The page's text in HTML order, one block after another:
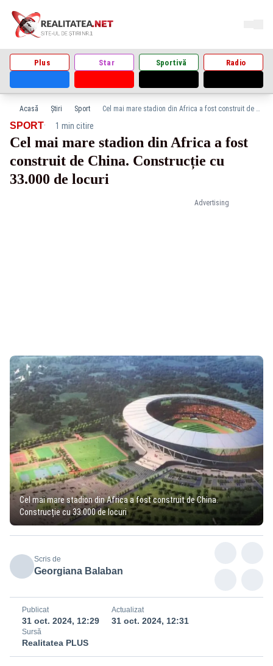
Plus Star Sportivă Radio
Acasă Știri Sport Cel mai mare stadion din Africa a fost construit de China. Construcție cu 33.000 de locuri
Advertising
SPORT· 1 min citire
Cel mai mare stadion din Africa a fost
construit de China. Construcție cu
33.000 de locuri
Cel mai mare stadion din Africa a fost construit de China.
Construcție cu 33.000 de locuri
Scris de
Georgiana Balaban
Publicat
31 oct. 2024, 12:29
Actualizat
31 oct. 2024, 12:31
Sursă
Realitatea PLUS